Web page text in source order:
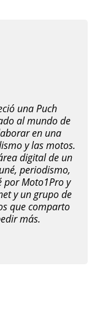
una Puch
al mundo de
en una
y las motos.
digital de un
periodismo,
por Moto1Pro y
y un grupo de
que comparto
más.